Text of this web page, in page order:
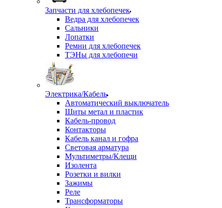
Запчасти для хлебопечек
Ведра для хлебопечек
Сальники
Лопатки
Ремни для хлебопечек
ТЭНы для хлебопечи
Электрика/Кабель
Автоматический выключатель
Щиты метал и пластик
Кабель-провод
Контакторы
Кабель канал и гофра
Световая арматура
Мультиметры/Клещи
Изолента
Розетки и вилки
Зажимы
Реле
Трансформаторы